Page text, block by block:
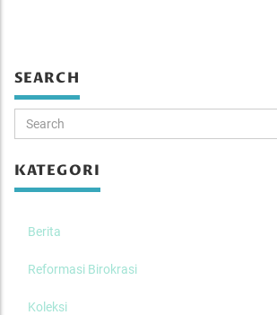
SEARCH
KATEGORI
Berita
Reformasi Birokrasi
Koleksi